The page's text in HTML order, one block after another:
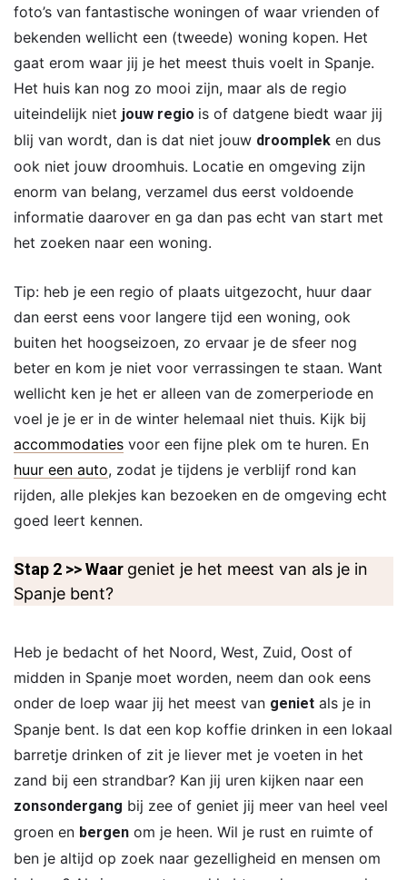
foto’s van fantastische woningen of waar vrienden of
bekenden wellicht een (tweede) woning kopen. Het
gaat erom waar jij je het meest thuis voelt in Spanje.
Het huis kan nog zo mooi zijn, maar als de regio
uiteindelijk niet jouw regio is of datgene biedt waar jij
blij van wordt, dan is dat niet jouw droomplek en dus
ook niet jouw droomhuis. Locatie en omgeving zijn
enorm van belang, verzamel dus eerst voldoende
informatie daarover en ga dan pas echt van start met
het zoeken naar een woning.
Tip: heb je een regio of plaats uitgezocht, huur daar
dan eerst eens voor langere tijd een woning, ook
buiten het hoogseizoen, zo ervaar je de sfeer nog
beter en kom je niet voor verrassingen te staan. Want
wellicht ken je het er alleen van de zomerperiode en
voel je je er in de winter helemaal niet thuis. Kijk bij
accommodaties voor een fijne plek om te huren. En
huur een auto, zodat je tijdens je verblijf rond kan
rijden, alle plekjes kan bezoeken en de omgeving echt
goed leert kennen.
Stap 2 >> Waar geniet je het meest van als je in
Spanje bent?
Heb je bedacht of het Noord, West, Zuid, Oost of
midden in Spanje moet worden, neem dan ook eens
onder de loep waar jij het meest van geniet als je in
Spanje bent. Is dat een kop koffie drinken in een lokaal
barretje drinken of zit je liever met je voeten in het
zand bij een strandbar? Kan jij uren kijken naar een
zonsondergang bij zee of geniet jij meer van heel veel
groen en bergen om je heen. Wil je rust en ruimte of
ben je altijd op zoek naar gezelligheid en mensen om